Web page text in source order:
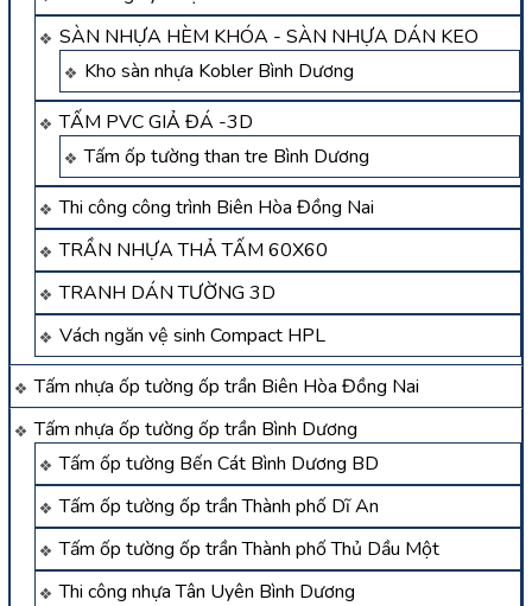
SÀN NHỰA HÈM KHÓA - SÀN NHỰA DÁN KEO
Kho sàn nhựa Kobler Bình Dương
TẤM PVC GIẢ ĐÁ -3D
Tấm ốp tường than tre Bình Dương
Thi công công trình Biên Hòa Đồng Nai
TRẦN NHỰA THẢ TẤM 60X60
TRANH DÁN TƯỜNG 3D
Vách ngăn vệ sinh Compact HPL
Tấm nhựa ốp tường ốp trần Biên Hòa Đồng Nai
Tấm nhựa ốp tường ốp trần Bình Dương
Tấm ốp tường Bến Cát Bình Dương BD
Tấm ốp tường ốp trần Thành phố Dĩ An
Tấm ốp tường ốp trần Thành phố Thủ Dầu Một
Thi công nhựa Tân Uyên Bình Dương